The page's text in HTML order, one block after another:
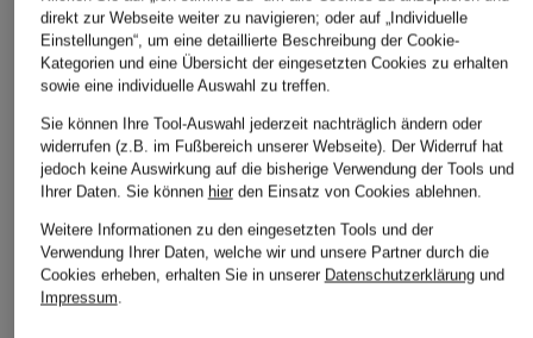
direkt zur Webseite weiter zu navigieren; oder auf „Individuelle
Einstellungen“, um eine detaillierte Beschreibung der Cookie-
Kategorien und eine Übersicht der eingesetzten Cookies zu erhalten
sowie eine individuelle Auswahl zu treffen.
Sie können Ihre Tool-Auswahl jederzeit nachträglich ändern oder
widerrufen (z.B. im Fußbereich unserer Webseite). Der Widerruf hat
jedoch keine Auswirkung auf die bisherige Verwendung der Tools und
Ihrer Daten. Sie können hierden Einsatz von Cookies ablehnen.
Weitere Informationen zu den eingesetzten Tools und der
Verwendung Ihrer Daten, welche wir und unsere Partner durch die
Cookies erheben, erhalten Sie in unserer Datenschutzerklärungund
Impressum.